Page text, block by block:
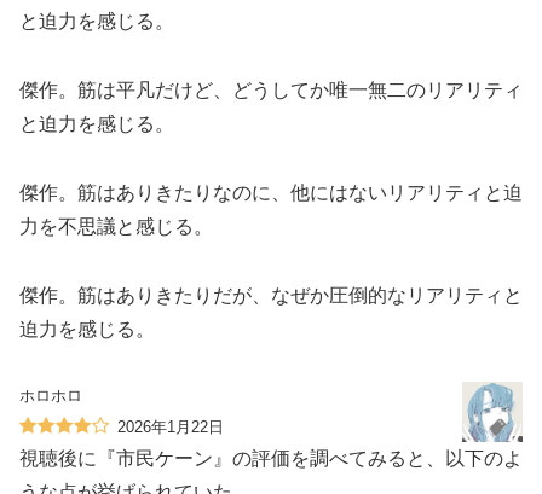
と迫力を感じる。
傑作。筋は平凡だけど、どうしてか唯一無二のリアリティ
と迫力を感じる。
傑作。筋はありきたりなのに、他にはないリアリティと迫
力を不思議と感じる。
傑作。筋はありきたりだが、なぜか圧倒的なリアリティと
迫力を感じる。
ホロホロ
2026年1月22日
視聴後に『市民ケーン』の評価を調べてみると、以下のよ